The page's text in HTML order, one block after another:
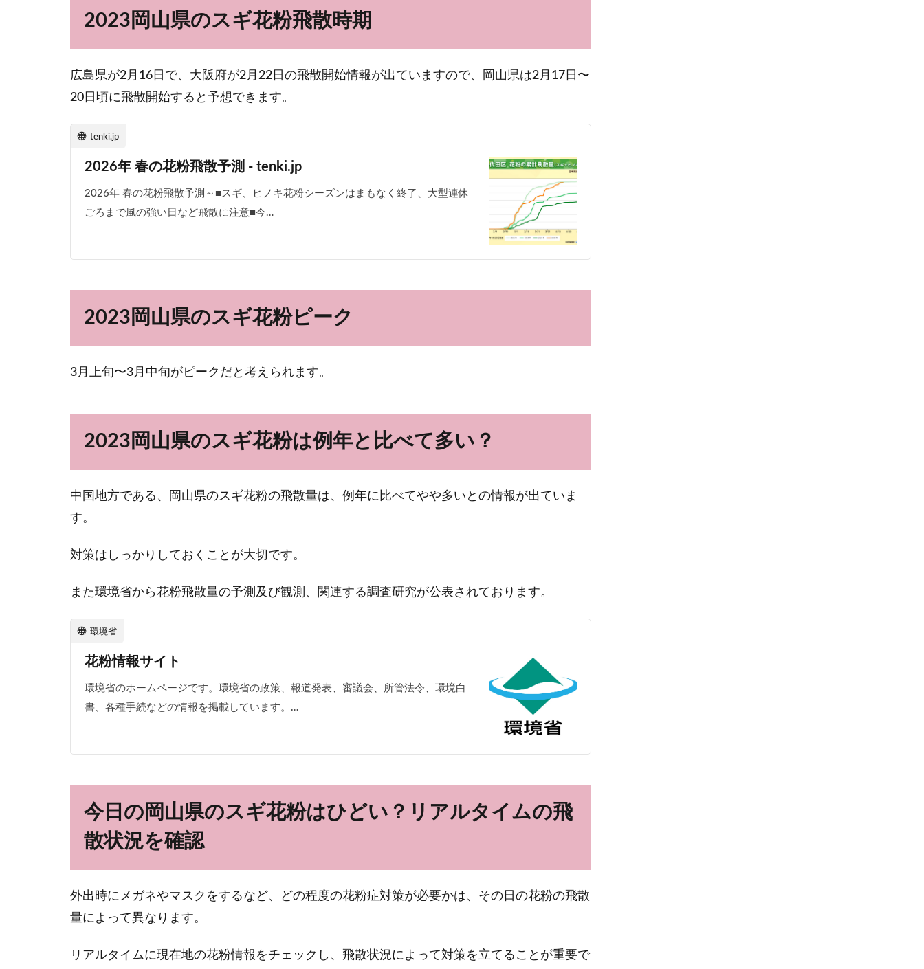
2023岡山県のスギ花粉飛散時期
広島県が2月16日で、大阪府が2月22日の飛散開始情報が出ていますので、岡山県は2月17日〜
20日頃に飛散開始すると予想できます。
tenki.jp
2026年 春の花粉飛散予測 - tenki.jp
2026年 春の花粉飛散予測～■スギ、ヒノキ花粉シーズンはまもなく終了、大型連休
ごろまで風の強い日など飛散に注意■今…
2023岡山県のスギ花粉ピーク
3月上旬〜3月中旬がピークだと考えられます。
2023岡山県のスギ花粉は例年と比べて多い？
中国地方である、岡山県のスギ花粉の飛散量は、例年に比べてやや多いとの情報が出ていま
す。
対策はしっかりしておくことが大切です。
また環境省から花粉飛散量の予測及び観測、関連する調査研究が公表されております。
環境省
花粉情報サイト
環境省のホームページです。環境省の政策、報道発表、審議会、所管法令、環境白
書、各種手続などの情報を掲載しています。…
今日の岡山県のスギ花粉はひどい？リアルタイムの飛
散状況を確認
外出時にメガネやマスクをするなど、どの程度の花粉症対策が必要かは、その日の花粉の飛散
量によって異なります。
リアルタイムに現在地の花粉情報をチェックし、飛散状況によって対策を立てることが重要で